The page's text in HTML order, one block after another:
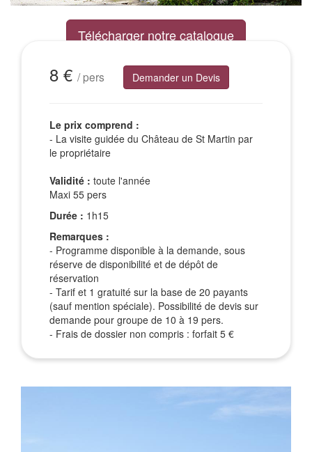
Télécharger notre catalogue
8 € / pers Demander un Devis
Le prix comprend :
- La visite guidée du Château de St Martin par
le propriétaire
Validité : toute l'année
Maxi 55 pers
Durée : 1h15
Remarques :
- Programme disponible à la demande, sous
réserve de disponibilité et de dépôt de
réservation
- Tarif et 1 gratuité sur la base de 20 payants
(sauf mention spéciale). Possibilité de devis sur
demande pour groupe de 10 à 19 pers.
- Frais de dossier non compris : forfait 5 €